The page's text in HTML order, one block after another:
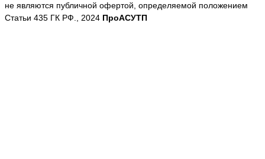
не являются публичной офертой, определяемой положением
Статьи 435 ГК РФ., 2024 ПроАСУТП